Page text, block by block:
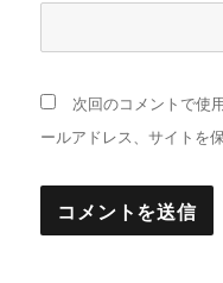
次回のコメントで使
ールアドレス、サイトを保